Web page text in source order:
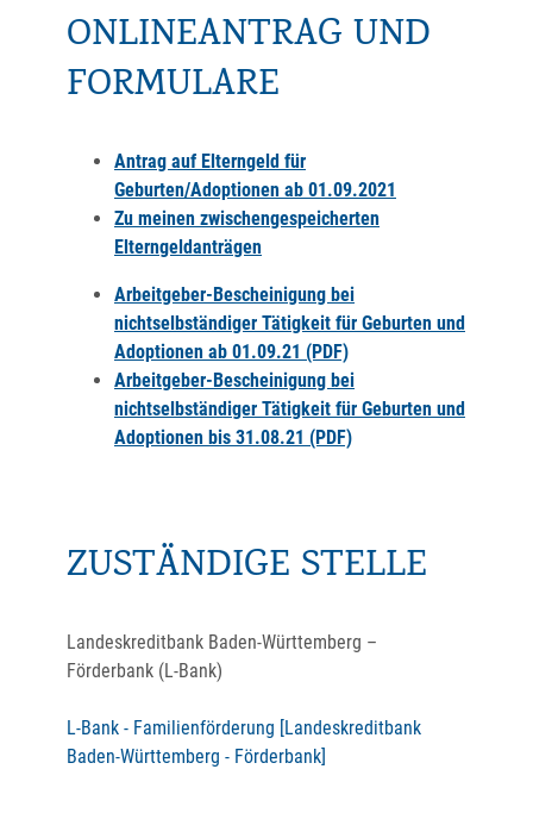
ONLINEANTRAG UND
FORMULARE
Antrag auf Elterngeld für
Geburten/Adoptionen ab 01.09.2021
Zu meinen zwischengespeicherten
Elterngeldanträgen
Arbeitgeber-Bescheinigung bei
nichtselbständiger Tätigkeit für Geburten und
Adoptionen ab 01.09.21 (PDF)
Arbeitgeber-Bescheinigung bei
nichtselbständiger Tätigkeit für Geburten und
Adoptionen bis 31.08.21 (PDF)
ZUSTÄNDIGE STELLE
Landeskreditbank Baden-Württemberg –
Förderbank (L-Bank)
L-Bank - Familienförderung [Landeskreditbank
Baden-Württemberg - Förderbank]